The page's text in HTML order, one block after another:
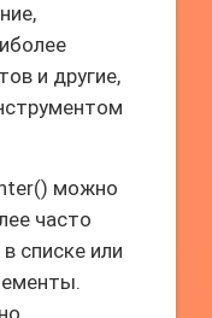
и другие,
можно
часто
списке или